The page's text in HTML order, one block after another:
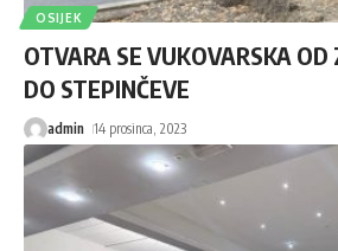
OSIJEK
OTVARA SE VUKOVARSKA OD
DO STEPINČEVE
admin 14 prosinca, 2023